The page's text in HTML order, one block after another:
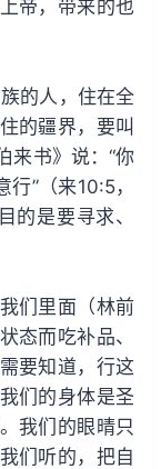
帝，带来的也
的人，住在全
的疆界，要叫
来书》说：“你
”（来10:5，
的是要寻求、
们里面（林前
态而吃补品、
要知道，行这
们的身体是圣
我们的眼晴只
们听的，把自